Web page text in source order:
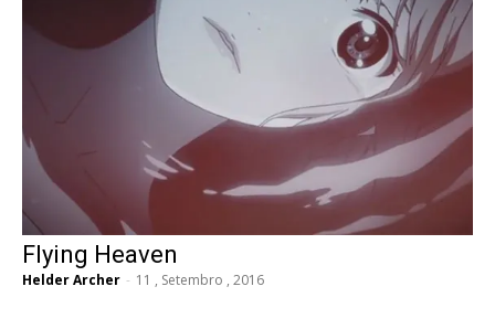
Flying Heaven
Helder Archer - 11 , Setembro , 2016